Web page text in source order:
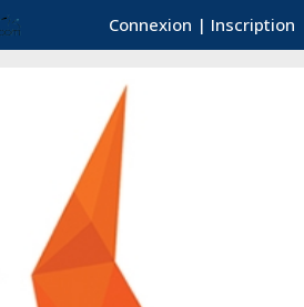
Connexion | Inscription